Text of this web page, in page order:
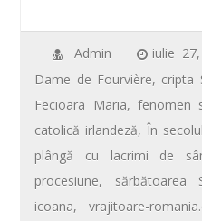
e
b
o
o
k
tt
er
ail
e
Admin iulie
Dame de Fourvière, cripta
Fecioara Maria, fenomen
catolică irlandeză,În
plângă cu lacrimi de
procesiune, sărbătoarea
icoana, vrajitoare-